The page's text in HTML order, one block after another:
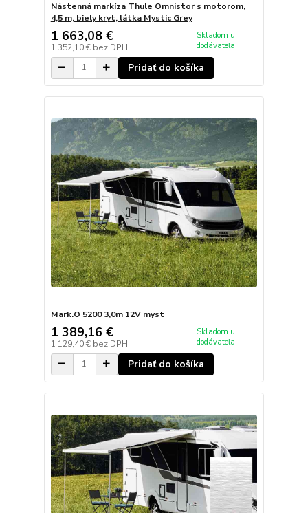
Nástenná markíza Thule Omnistor s motorom,
4,5 m, biely kryt, látka Mystic Grey
1 663,08 €
1 352,10 € bez DPH
Skladom u
dodávateľa
Pridať do košíka
Mark.O 5200 3,0m 12V myst
1 389,16 €
1 129,40 € bez DPH
Skladom u
dodávateľa
Pridať do košíka